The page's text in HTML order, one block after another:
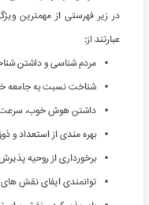
در زیر فهرستی از مهمترین
عبارتند از:
مردم شناسی و داشتن
شناخت نسبت به جامعه
داشتن هوش خوب، سرعت
بهره مندی از استعداد و
برخورداری از روحیه
توانمندی ایفای نقش